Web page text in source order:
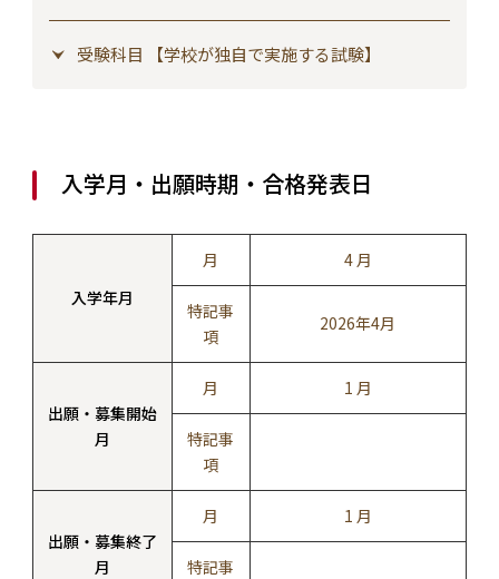
受験科目 【学校が独自で実施する試験】
入学月・出願時期・合格発表日
入学年月
月 4 月
特記事
項
2026年4月
出願・募集開始
月
月 1 月
特記事
項
出願・募集終了
月
月 1 月
特記事